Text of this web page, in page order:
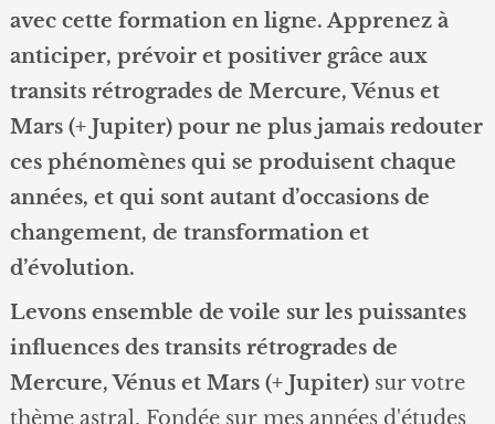
avec cette formation en ligne. Apprenez à
anticiper, prévoir et positiver grâce aux
transits rétrogrades de Mercure, Vénus et
Mars (+ Jupiter) pour ne plus jamais redouter
ces phénomènes qui se produisent chaque
années, et qui sont autant d’occasions de
changement, de transformation et
d’évolution.
Levons ensemble de voile sur les puissantes
influences des transits rétrogrades de
Mercure, Vénus et Mars (+ Jupiter) sur votre
thème astral. Fondée sur mes années d'études